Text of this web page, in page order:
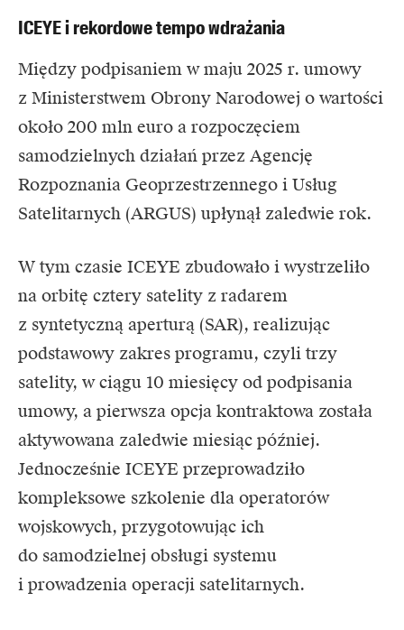
ICEYE i rekordowe tempo wdrażania
Między podpisaniem w maju 2025 r. umowy
z Ministerstwem Obrony Narodowej o wartości
około 200 mln euro a rozpoczęciem
samodzielnych działań przez Agencję
Rozpoznania Geoprzestrzennego i Usług
Satelitarnych (ARGUS) upłynął zaledwie rok.
W tym czasie ICEYE zbudowało i wystrzeliło
na orbitę cztery satelity z radarem
z syntetyczną aperturą (SAR), realizując
podstawowy zakres programu, czyli trzy
satelity, w ciągu 10 miesięcy od podpisania
umowy, a pierwsza opcja kontraktowa została
aktywowana zaledwie miesiąc później.
Jednocześnie ICEYE przeprowadziło
kompleksowe szkolenie dla operatorów
wojskowych, przygotowując ich
do samodzielnej obsługi systemu
i prowadzenia operacji satelitarnych.